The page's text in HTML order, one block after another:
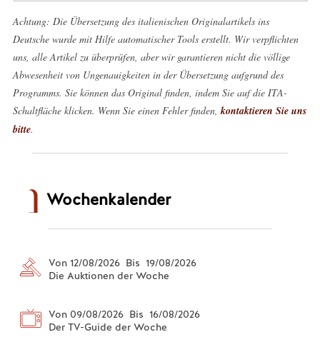
Achtung: Die Übersetzung des italienischen Originalartikels ins
Deutsche wurde mit Hilfe automatischer Tools erstellt. Wir verpflichten
uns, alle Artikel zu überprüfen, aber wir garantieren nicht die völlige
Abwesenheit von Ungenauigkeiten in der Übersetzung aufgrund des
Programms. Sie können das Original finden, indem Sie auf die ITA-
Schaltfläche klicken. Wenn Sie einen Fehler finden,kontaktieren Sie uns
bitte.
Wochenkalender
Von 12/08/2026 Bis 19/08/2026
Die Auktionen der Woche
Von 09/08/2026 Bis 16/08/2026
Der TV-Guide der Woche